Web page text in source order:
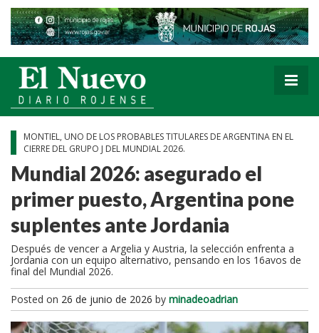
MONTIEL, UNO DE LOS PROBABLES TITULARES DE ARGENTINA EN EL
CIERRE DEL GRUPO J DEL MUNDIAL 2026.
Mundial 2026: asegurado el
primer puesto, Argentina pone
suplentes ante Jordania
Después de vencer a Argelia y Austria, la selección enfrenta a
Jordania con un equipo alternativo, pensando en los 16avos de
final del Mundial 2026.
Posted on 26 de junio de 2026 by minadeoadrian